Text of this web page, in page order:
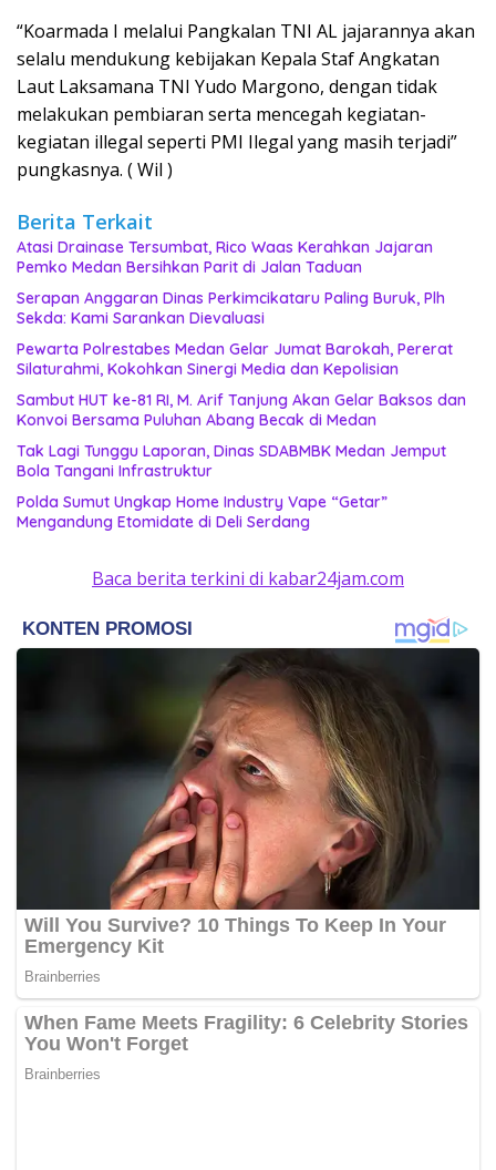
“Koarmada I melalui Pangkalan TNI AL jajarannya akan
selalu mendukung kebijakan Kepala Staf Angkatan
Laut Laksamana TNI Yudo Margono, dengan tidak
melakukan pembiaran serta mencegah kegiatan-
kegiatan illegal seperti PMI Ilegal yang masih terjadi”
pungkasnya. ( Wil )
Berita Terkait
Atasi Drainase Tersumbat, Rico Waas Kerahkan Jajaran
Pemko Medan Bersihkan Parit di Jalan Taduan
Serapan Anggaran Dinas Perkimcikataru Paling Buruk, Plh
Sekda: Kami Sarankan Dievaluasi
Pewarta Polrestabes Medan Gelar Jumat Barokah, Pererat
Silaturahmi, Kokohkan Sinergi Media dan Kepolisian
‎Sambut HUT ke-81 RI, M. Arif Tanjung Akan Gelar Baksos dan
Konvoi Bersama Puluhan Abang Becak di Medan
Tak Lagi Tunggu Laporan, Dinas SDABMBK Medan Jemput
Bola Tangani Infrastruktur
‎Polda Sumut Ungkap Home Industry Vape “Getar”
Mengandung Etomidate di Deli Serdang ‎
Baca berita terkini di kabar24jam.com